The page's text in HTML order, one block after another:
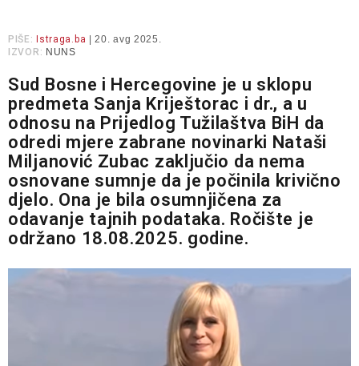
PIŠE: Istraga.ba | 20. avg 2025.
IZVOR: NUNS
Sud Bosne i Hercegovine je u sklopu
predmeta Sanja Kriještorac i dr., a u
odnosu na Prijedlog Tužilaštva BiH da
odredi mjere zabrane novinarki Nataši
Miljanović Zubac zaključio da nema
osnovane sumnje da je počinila krivično
djelo. Ona je bila osumnjičena za
odavanje tajnih podataka. Ročište je
održano 18.08.2025. godine.